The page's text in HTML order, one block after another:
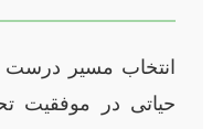
انتخاب مسیر درست
حیاتی در موفقیت